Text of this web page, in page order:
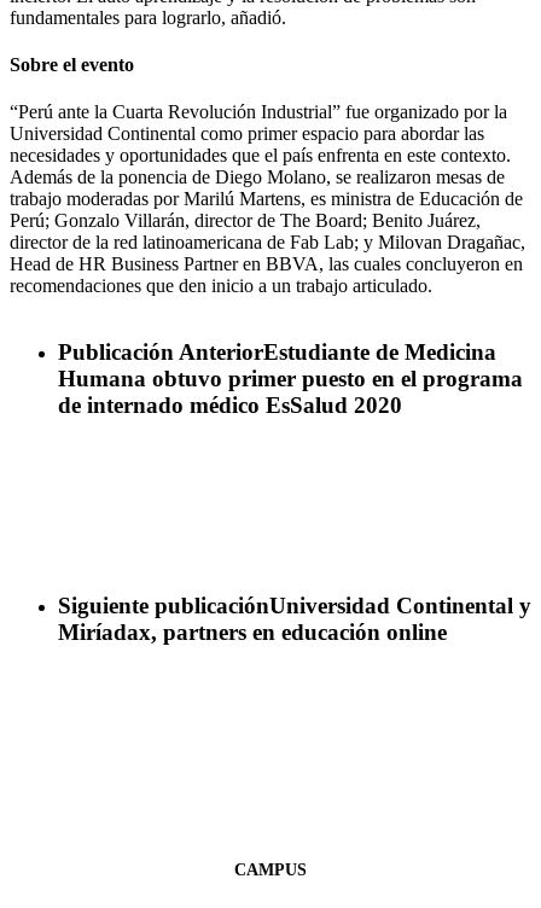
fundamentales para lograrlo, añadió.
Sobre el evento
“Perú ante la Cuarta Revolución Industrial” fue organizado por la
Universidad Continental como primer espacio para abordar las
necesidades y oportunidades que el país enfrenta en este contexto.
Además de la ponencia de Diego Molano, se realizaron mesas de
trabajo moderadas por Marilú Martens, es ministra de Educación de
Perú; Gonzalo Villarán, director de The Board; Benito Juárez,
director de la red latinoamericana de Fab Lab; y Milovan Dragañac,
Head de HR Business Partner en BBVA, las cuales concluyeron en
recomendaciones que den inicio a un trabajo articulado.
Publicación AnteriorEstudiante de Medicina
Humana obtuvo primer puesto en el programa
de internado médico EsSalud 2020
Siguiente publicaciónUniversidad Continental y
Miríadax, partners en educación online
CAMPUS